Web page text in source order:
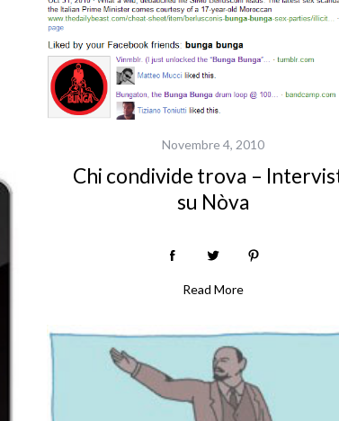
Novembre 4, 2010
Chi condivide trova –
su Nòva
Read More